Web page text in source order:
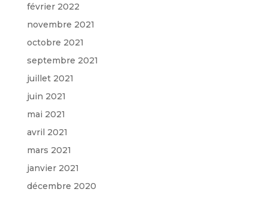
février 2022
novembre 2021
octobre 2021
septembre 2021
juillet 2021
juin 2021
mai 2021
avril 2021
mars 2021
janvier 2021
décembre 2020